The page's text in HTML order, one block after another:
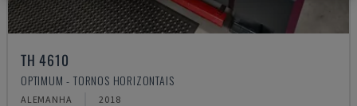
TH 4610
OPTIMUM - TORNOS HORIZONTAIS
ALEMANHA 2018